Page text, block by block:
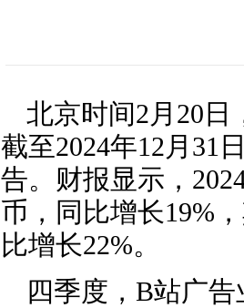
北京时间2月20日
截至2024年12月31
告。财报显示，
币，同比增长19%
比增长22%。
四季度，B站广